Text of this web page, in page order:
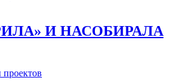
И НАСОБИРАЛА